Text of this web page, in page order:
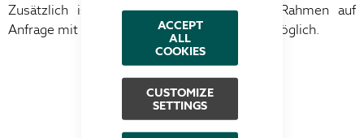
ACCEPT
ALL
COOKIES
CUSTOMIZE
SETTINGS
Zusätzlich ist die Kennzeichnung unserer Rahmen auf
Anfrage mit einem hochwertigen Siebdruck möglich.